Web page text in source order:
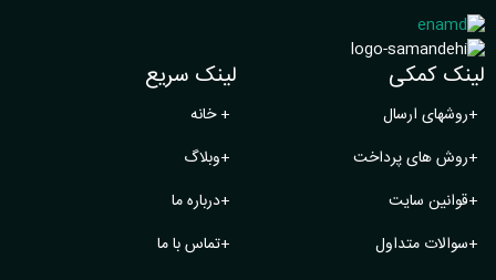
لینک کمکی
+روشهای ارسال
+روش های پرداخت
+قوانین سایت
+سوالات متداول
لینک سریع
+خانه
+وبلاگ
+درباره ما
+تماس با ما